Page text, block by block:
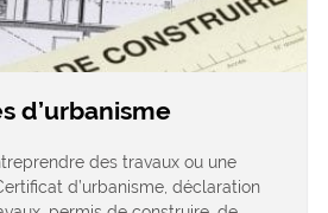
d’urbanisme
des travaux ou une
d’urbanisme, déclaration